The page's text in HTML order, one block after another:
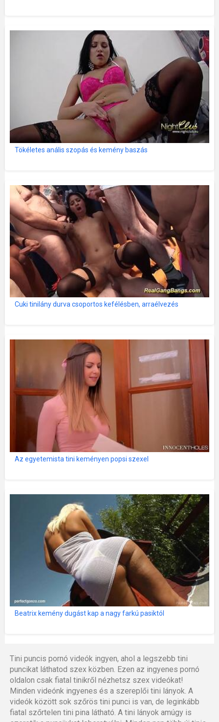
Tökéletes anális szopás és kemény baszás
Cuki tinilány durva csoportos kefélésben, arraélvezés
Az egyetemista tini keményen popsi szexel
Beatrix kemény dugást kap a nagy farkú pasiktól
Tini puncis pornó videók ingyen, ahol a legszebb tini
puncikat láthatod szex közben. Ezen az ingyenes pornó
oldalon csak fiatal tinikről nézhetsz szex videókat!
Minden videónk ingyenes és a szereplői tini lányok. A
videók között sok szőrös tini punci is van, de leginkább
fiatal szőrtelen tini pina látható. A tini lányok amúgy is